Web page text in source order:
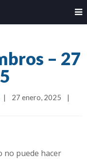
– 27
| 27 enero, 2025 |
no puede hacer